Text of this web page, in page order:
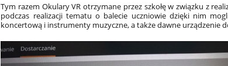
Tym razem Okulary VR otrzymane przez szkołę w związku z
podczas realizacji tematu o balecie uczniowie dzięki nim
koncertową i instrumenty muzyczne, a także dawne urządzenie